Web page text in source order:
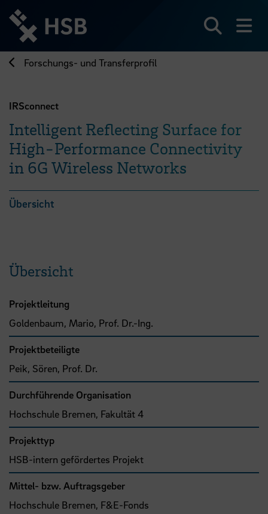
zum
Seiteninhalt
springen
Forschungs- und Transferprofil
IRSconnect
Intelligent Reflecting Surface for
High-Performance Connectivity
in 6G Wireless Networks
Übersicht
Übersicht
Projektleitung
Goldenbaum, Mario, Prof. Dr.-Ing.
Projektbeteiligte
Peik, Sören, Prof. Dr.
Durchführende Organisation
Hochschule Bremen, Fakultät 4
Projekttyp
HSB-intern gefördertes Projekt
Mittel- bzw. Auftragsgeber
Hochschule Bremen, F&E-Fonds